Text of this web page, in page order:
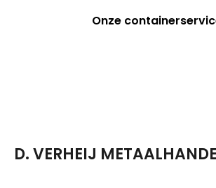
Onze
D. VERHEIJ